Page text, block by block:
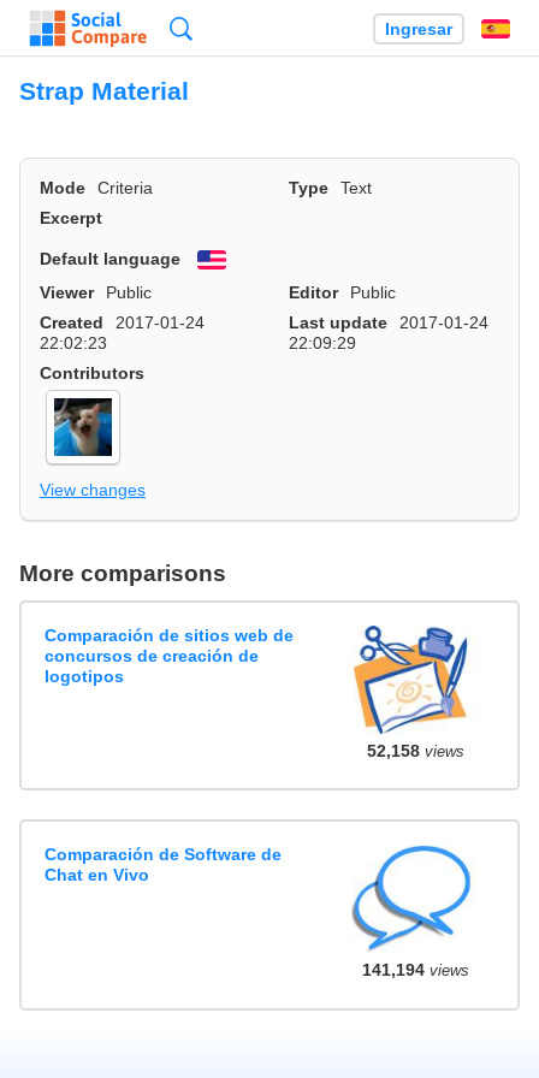
Ingresar
Strap Material
Mode Criteria Type
Text
Excerpt
Default language
English
Viewer
Public Editor
Public
Created
2017-01-24
22:02:23
Last update
2017-01-24
22:09:29
Contributors
View changes
More comparisons
Comparación de sitios web de
concursos de creación de
logotipos
52,158views
Comparación de Software de
Chat en Vivo
141,194views